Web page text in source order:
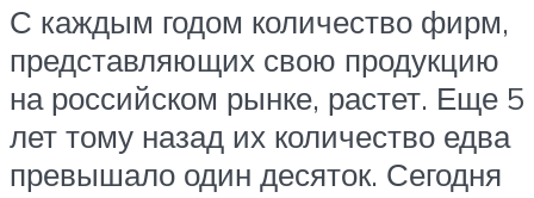
С каждым годом количество фирм,
представляющих свою продукцию
на российском рынке, растет. Еще 5
лет тому назад их количество едва
превышало один десяток. Сегодня